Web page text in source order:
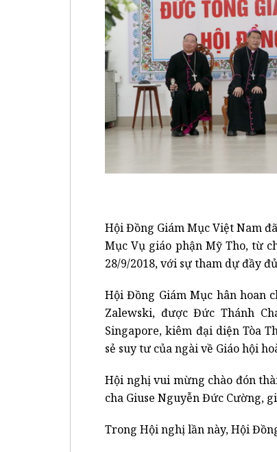
Hội Đồng Giám Mục Việt Nam
Mục Vụ giáo phận Mỹ Tho, từ
28/9/2018, với sự tham dự đầy
Hội Đồng Giám Mục hân hoan
Zalewski, được Đức Thánh
Singapore, kiêm đại diện Tòa
sẻ suy tư của ngài về Giáo hội
Hội nghị vui mừng chào đón
cha Giuse Nguyễn Đức Cường,
Trong Hội nghị lần này, Hội